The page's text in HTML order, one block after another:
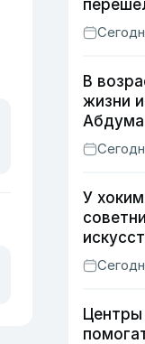
В
жизни
У
Центры